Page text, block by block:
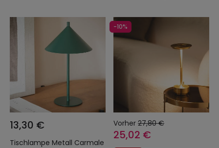
13,30 €
Tischlampe Metall Carmale
-10%
Vorher 27,80 €
25,02 €